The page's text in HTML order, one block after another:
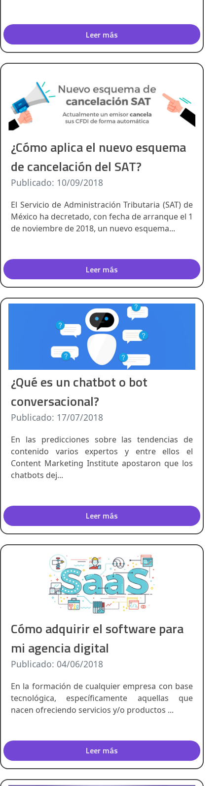
Leer más
¿Cómo aplica el nuevo esquema
de cancelación del SAT?
Publicado: 10/09/2018
El Servicio de Administración Tributaria (SAT) de
México ha decretado, con fecha de arranque el 1
de noviembre de 2018, un nuevo esquema...
Leer más
¿Qué es un chatbot o bot
conversacional?
Publicado: 17/07/2018
En las predicciones sobre las tendencias de
contenido varios expertos y entre ellos el
Content Marketing Institute apostaron que los
chatbots dej...
Leer más
Cómo adquirir el software para
mi agencia digital
Publicado: 04/06/2018
En la formación de cualquier empresa con base
tecnológica, específicamente aquellas que
nacen ofreciendo servicios y/o productos ...
Leer más